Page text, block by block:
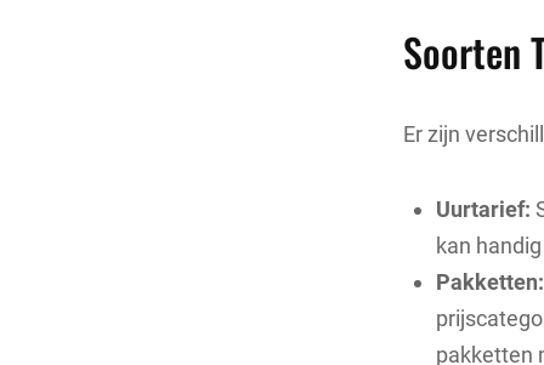
Soorten
Er zijn
Uurtarief:
kan
Pakketten:
pakketten